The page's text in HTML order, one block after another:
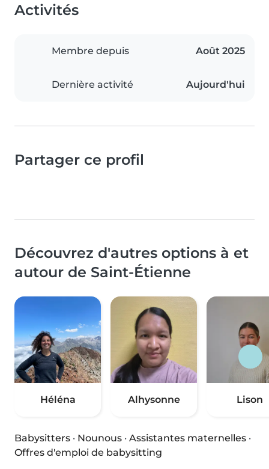
Activités
Membre depuis Août 2025
Dernière activité Aujourd'hui
Partager ce profil
Découvrez d'autres options à et
autour de Saint-Étienne
Héléna Alhysonne Lison
Babysitters · Nounous · Assistantes maternelles ·
Offres d'emploi de babysitting